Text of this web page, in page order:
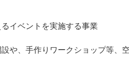
イベントを実施する事業
や、手作りワークショップ等、